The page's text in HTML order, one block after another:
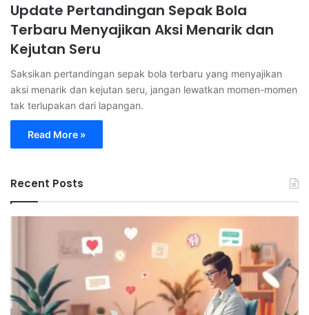
Update Pertandingan Sepak Bola
Terbaru Menyajikan Aksi Menarik dan
Kejutan Seru
Saksikan pertandingan sepak bola terbaru yang menyajikan
aksi menarik dan kejutan seru, jangan lewatkan momen-momen
tak terlupakan dari lapangan.
Read More »
Recent Posts